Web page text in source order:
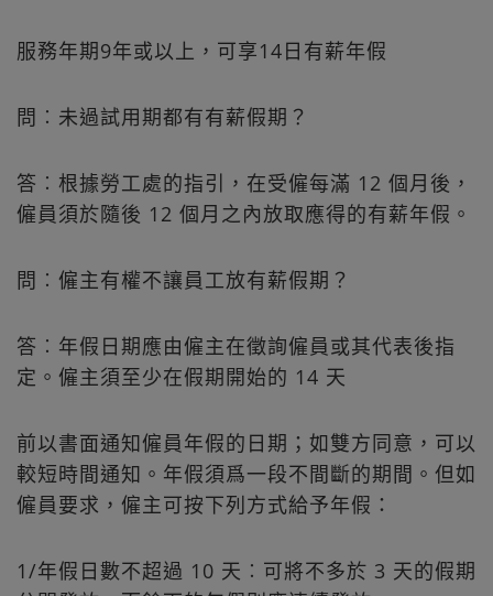
服務年期9年或以上，可享14日有薪年假
問︰未過試用期都有有薪假期？
答︰根據勞工處的指引，在受僱每滿 12 個月後，
僱員須於隨後 12 個月之內放取應得的有薪年假。
問︰僱主有權不讓員工放有薪假期？
答︰年假日期應由僱主在徵詢僱員或其代表後指
定。僱主須至少在假期開始的 14 天
前以書面通知僱員年假的日期；如雙方同意，可以
較短時間通知。年假須爲一段不間斷的期間。但如
僱員要求，僱主可按下列方式給予年假：
1/年假日數不超過 10 天︰可將不多於 3 天的假期